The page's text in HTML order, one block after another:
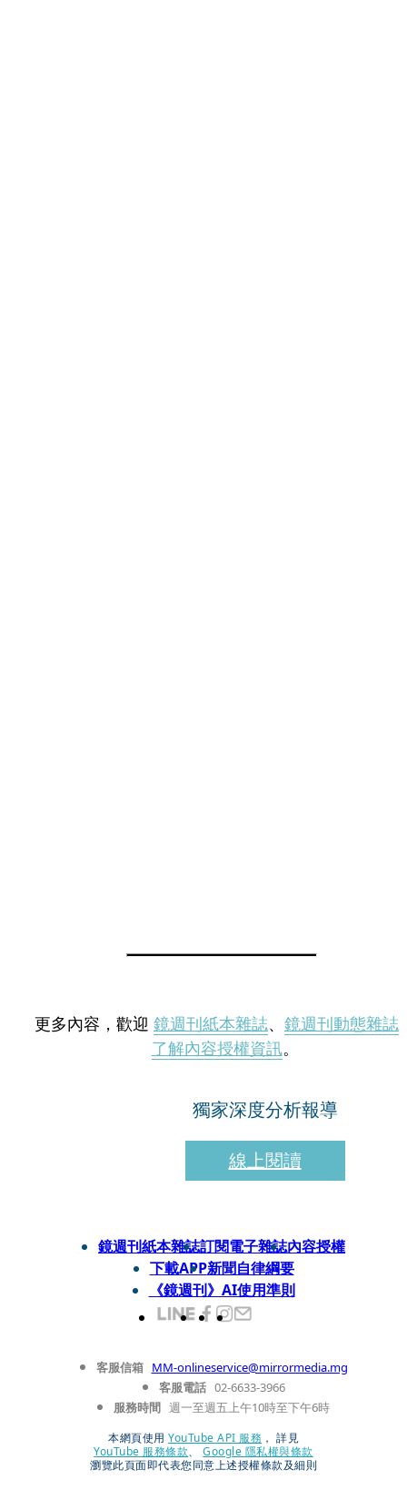
更多內容，歡迎 鏡週刊紙本雜誌、 鏡週刊動態雜誌
了解內容授權資訊。
獨家深度分析報導
線上閱讀
鏡週刊紙本雜誌訂閱電子雜誌內容授權
下載APP新聞自律綱要
《鏡週刊》AI使用準則
客服信箱 MM-onlineservice@mirrormedia.mg
客服電話 02-6633-3966
服務時間 週一至週五上午10時至下午6時
本網頁使用 YouTube API 服務 ， 詳見
YouTube 服務條款、
Google 隱私權與條款
瀏覽此頁面即代表您同意上述授權條款及細則